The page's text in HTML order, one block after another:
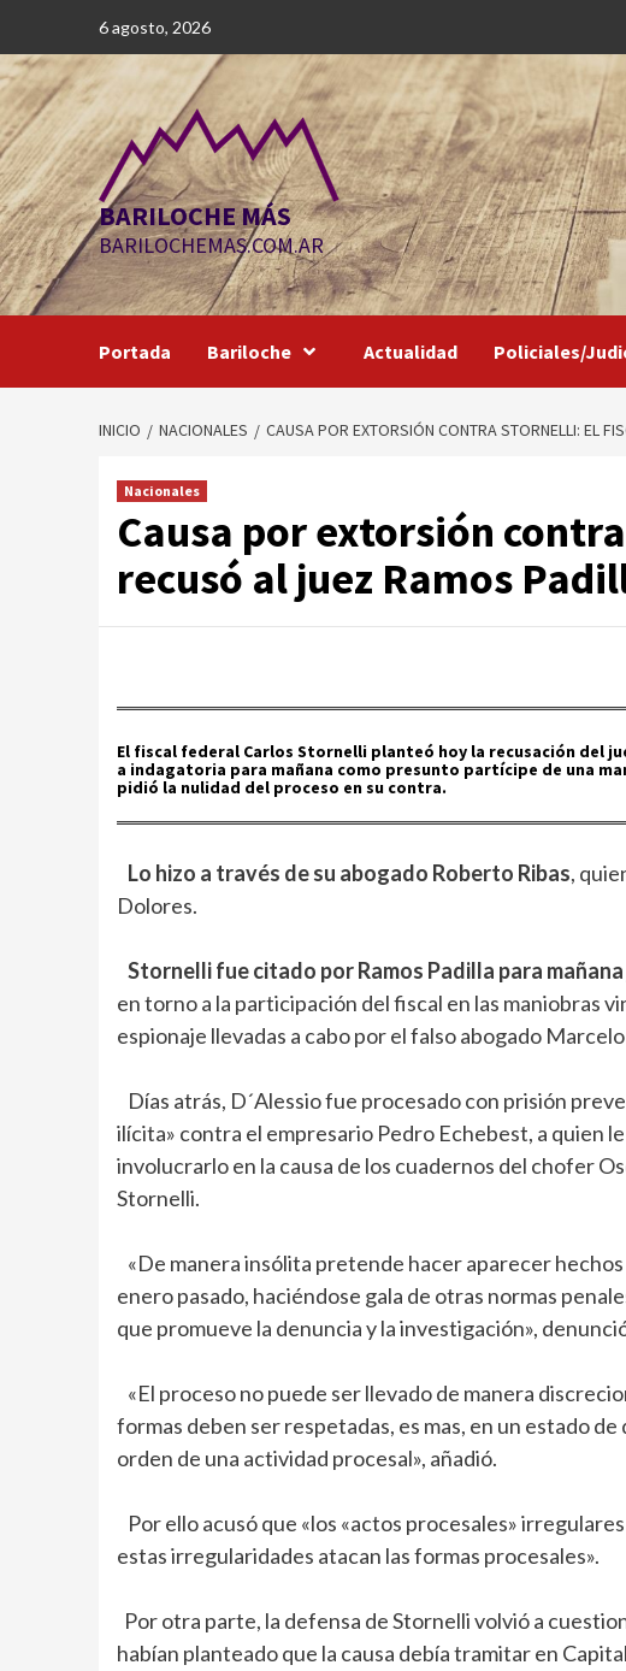
contenido
6 agosto, 2026
BARILOCHE MÁS
BARILOCHEMAS.COM.AR
Portada Bariloche Actualidad Policiales/
INICIO NACIONALES CAUSA POR EXTORSIÓN CONTRA STORNELLI: EL
Nacionales
Causa por extorsión
recusó al juez Ramos
El fiscal federal Carlos Stornelli planteó hoy la recusación del
a indagatoria para mañana como presunto partícipe de una
pidió la nulidad del proceso en su contra.
Lo hizo a través de su abogado Roberto Ribas,
Dolores.
Stornelli fue citado por Ramos Padilla para
en torno a la participación del fiscal en las maniobras
espionaje llevadas a cabo por el falso abogado Marcelo
Días atrás, D´Alessio fue procesado con prisión
ilícita» contra el empresario Pedro Echebest, a quien
involucrarlo en la causa de los cuadernos del chofer
Stornelli.
«De manera insólita pretende hacer aparecer
enero pasado, haciéndose gala de otras normas
que promueve la denuncia y la investigación»,
«El proceso no puede ser llevado de manera
formas deben ser respetadas, es mas, en un estado
orden de una actividad procesal», añadió.
Por ello acusó que «los «actos procesales»
estas irregularidades atacan las formas procesales».
Por otra parte, la defensa de Stornelli volvió a
habían planteado que la causa debía tramitar en